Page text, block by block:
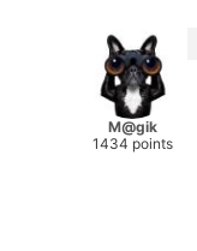
M@gik
1434 points